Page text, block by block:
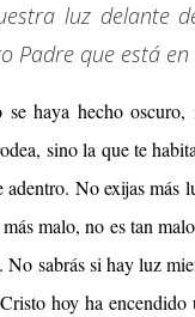
luz delante
Padre que está en
se haya hecho
sino la que te
adentro. No exijas
malo, no es tan
sabrás si hay luz
hoy ha